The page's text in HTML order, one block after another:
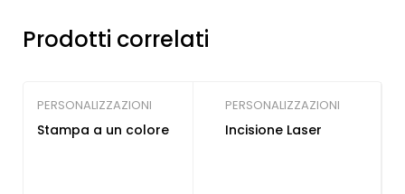
Prodotti correlati
PERSONALIZZAZIONI
Stampa a un colore
PERSONALIZZAZIONI
Incisione Laser